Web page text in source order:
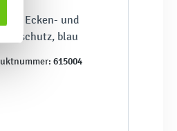
Ecken- und
blau
615004